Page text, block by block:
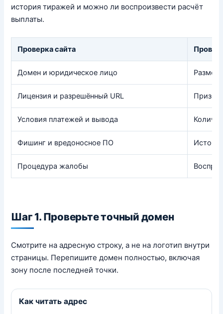
история тиражей и можно ли воспроизвести расчёт
выплаты.
Проверка сайта
Домен и юридическое лицо Размер
Лицензия и разрешённый URL
Условия платежей и вывода
Фишинг и вредоносное ПО
Процедура жалобы
Шаг 1. Проверьте точный домен
Смотрите на адресную строку, а не на логотип внутри
страницы. Перепишите домен полностью, включая
зону после последней точки.
Как читать адрес